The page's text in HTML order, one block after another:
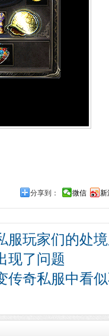
分享到： 微信 新
服玩家们的处
现了问题
传奇私服中看